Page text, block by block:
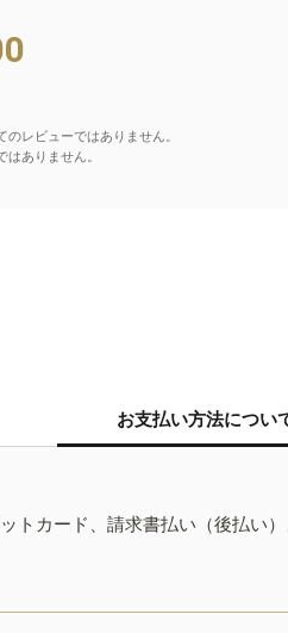
レビューではありません。
ありません。
お支払い方法につい
トカード、請求書払い（後払い）